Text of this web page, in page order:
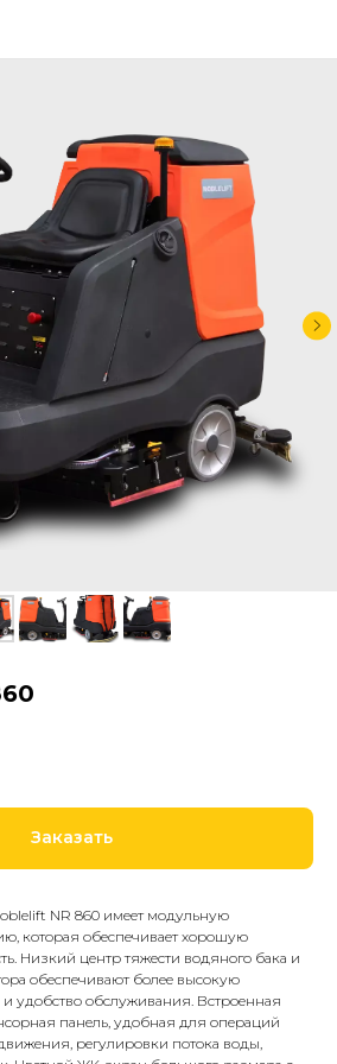
Заказать
NR 860 имеет модульную
которая обеспечивает хорошую
Низкий центр тяжести водяного бака и
обеспечивают более высокую
удобство обслуживания. Встроенная
панель, удобная для операций
регулировки потока воды,